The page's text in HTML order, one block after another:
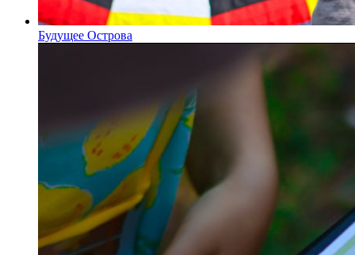
Будущее Острова